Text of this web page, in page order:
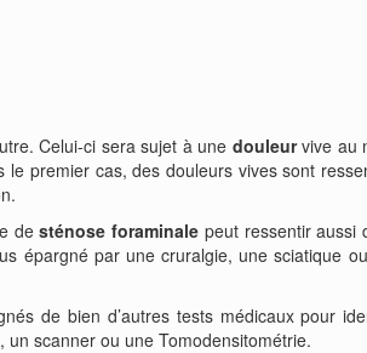
Celui-ci sera sujet à une douleurvive au
premier cas, des douleurs vives sont
desténose foraminale peut ressentir aussi
épargné par une cruralgie, une sciatique
de bien d’autres tests médicaux pour
un scanner ou une Tomodensitométrie.